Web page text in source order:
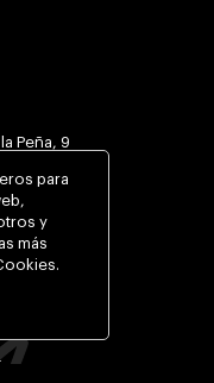
para
y
más
Peña, 9